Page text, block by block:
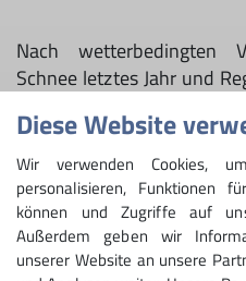
Nach wetterbedingten
Schnee letztes Jahr und
Sonne noch von
Weichenproblemen
Fahrgemeinschaften
die Route spontan um.
Unser Abenteuer
Diese Website
Wir verwenden Cookies,
personalisieren, Funktionen
können und Zugriffe auf
Außerdem geben wir
unserer Website an unsere